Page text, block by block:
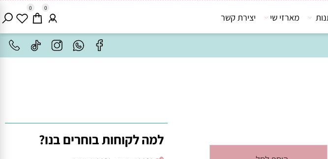
0 0
מארזי שי יצירת קשר
למה לקוחות בוחרים בנו?